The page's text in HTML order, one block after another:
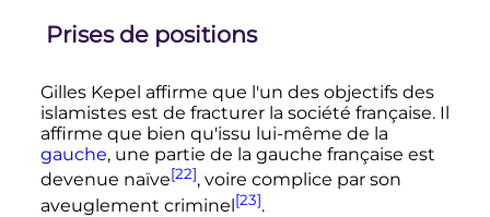
Prises de positions
Gilles Kepel affirme que l'un des objectifs des
islamistes est de fracturer la société française. Il
affirme que bien qu'issu lui-même de la
gauche, une partie de la gauche française est
devenue naïve[22], voire complice par son
aveuglement criminel[23].